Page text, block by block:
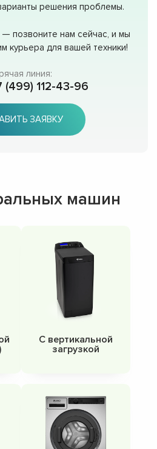
решения проблемы.
позвоните нам сейчас, и мы
курьера для вашей техники!
линия:
(499) 112-43-96
ЗАЯВКУ
машин
С вертикальной
загрузкой